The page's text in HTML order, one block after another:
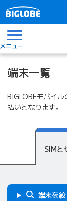
メニュー
端末一覧
BIGLOBEモバイ
払いとなります。
SIMと
端末を